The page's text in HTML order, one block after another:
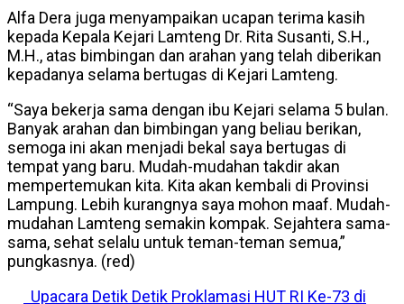
Alfa Dera juga menyampaikan ucapan terima kasih
kepada Kepala Kejari Lamteng Dr. Rita Susanti, S.H.,
M.H., atas bimbingan dan arahan yang telah diberikan
kepadanya selama bertugas di Kejari Lamteng.
“Saya bekerja sama dengan ibu Kejari selama 5 bulan.
Banyak arahan dan bimbingan yang beliau berikan,
semoga ini akan menjadi bekal saya bertugas di
tempat yang baru. Mudah-mudahan takdir akan
mempertemukan kita. Kita akan kembali di Provinsi
Lampung. Lebih kurangnya saya mohon maaf. Mudah-
mudahan Lamteng semakin kompak. Sejahtera sama-
sama, sehat selalu untuk teman-teman semua,”
pungkasnya. (red)
Upacara Detik Detik Proklamasi HUT RI Ke-73 di